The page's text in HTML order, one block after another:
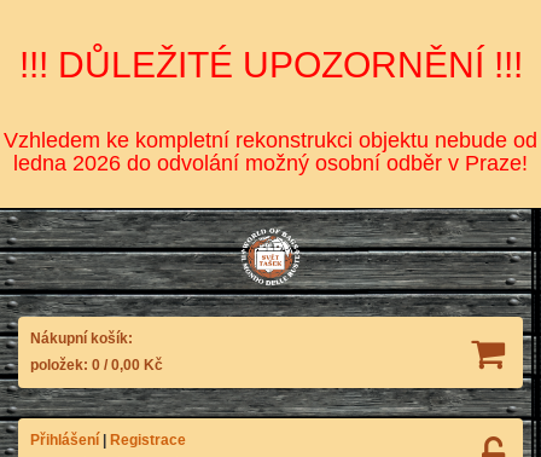
!!! DŮLEŽITÉ UPOZORNĚNÍ !!!
Vzhledem ke kompletní rekonstrukci objektu nebude od
ledna 2026 do odvolání možný osobní odběr v Praze!
Nákupní košík:
položek: 0 / 0,00 Kč
Přihlášení
Registrace